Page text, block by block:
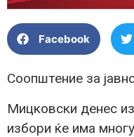
Facebook
Соопштение за
Мицковски денес
избори ќе има